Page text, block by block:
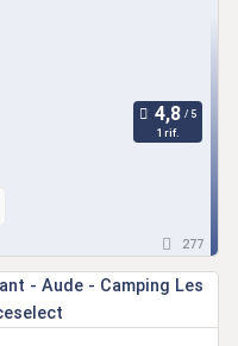
1 rif.
277